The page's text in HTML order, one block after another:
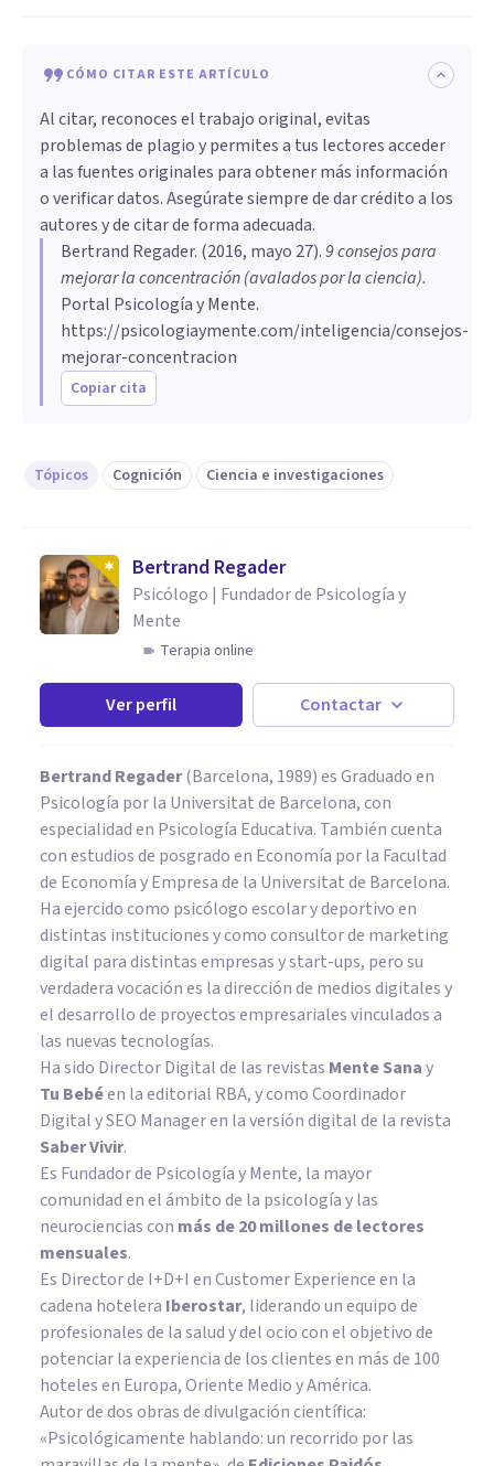
CÓMO CITAR ESTE ARTÍCULO
Al citar, reconoces el trabajo original, evitas
problemas de plagio y permites a tus lectores acceder
a las fuentes originales para obtener más información
o verificar datos. Asegúrate siempre de dar crédito a los
autores y de citar de forma adecuada.
Bertrand Regader. (2016, mayo 27).9 consejos para
mejorar la concentración (avalados por la ciencia).
Portal Psicología y Mente.
https://psicologiaymente.com/inteligencia/consejos-
mejorar-concentracion
Copiar cita
Tópicos Cognición Ciencia e investigaciones
Bertrand Regader
Psicólogo | Fundador de Psicología y
Mente
Terapia online
Ver perfil Contactar
Bertrand Regader(Barcelona, 1989) es Graduado en
Psicología por la Universitat de Barcelona, con
especialidad en Psicología Educativa. También cuenta
con estudios de posgrado en Economía por la Facultad
de Economía y Empresa de la Universitat de Barcelona.
Ha ejercido como psicólogo escolar y deportivo en
distintas instituciones y como consultor de marketing
digital para distintas empresas y start-ups, pero su
verdadera vocación es la dirección de medios digitales y
el desarrollo de proyectos empresariales vinculados a
las nuevas tecnologías.
Ha sido Director Digital de las revistas Mente Sanay
Tu Bebéen la editorial RBA, y como Coordinador
Digital y SEO Manager en la versión digital de la revista
Saber Vivir.
Es Fundador de Psicología y Mente, la mayor
comunidad en el ámbito de la psicología y las
neurociencias con más de 20 millones de lectores
mensuales.
Es Director de I+D+I en Customer Experience en la
cadena hotelera Iberostar, liderando un equipo de
profesionales de la salud y del ocio con el objetivo de
potenciar la experiencia de los clientes en más de 100
hoteles en Europa, Oriente Medio y América.
Autor de dos obras de divulgación científica:
«Psicológicamente hablando: un recorrido por las